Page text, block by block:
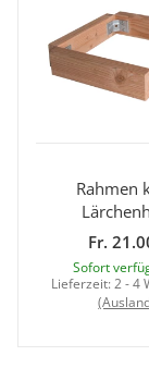
Rahmen
Fr.
Sofort
Lieferzeit:2 - 4